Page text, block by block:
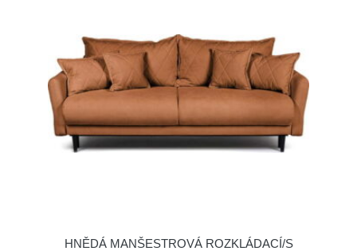
HNĚDÁ MANŠESTROVÁ ROZKLÁDACÍ/S